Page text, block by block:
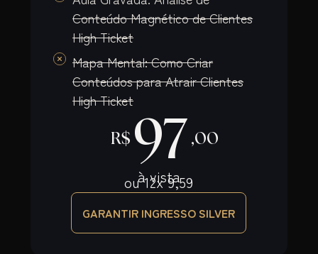
Conteúdo Magnético de Clientes
High Ticket
Mapa Mental: Como Criar
Conteúdos para Atrair Clientes
High Ticket
R$ 97,00
à vista
ou 12x 9,59
GARANTIR INGRESSO SILVER